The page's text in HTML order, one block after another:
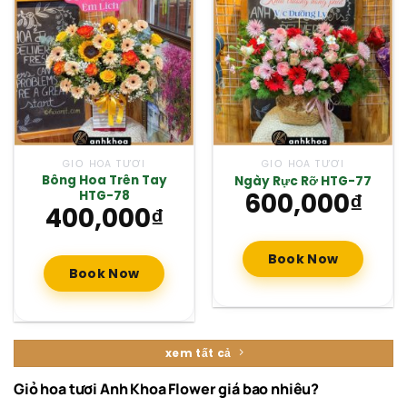
GIỎ HOA TƯƠI
Bông Hoa Trên Tay
HTG-78
400,000₫
Book Now
GIỎ HOA TƯƠI
Ngày Rực Rỡ HTG-77
600,000₫
Book Now
xem tất cả
Giỏ hoa tươi Anh Khoa Flower giá bao nhiêu?